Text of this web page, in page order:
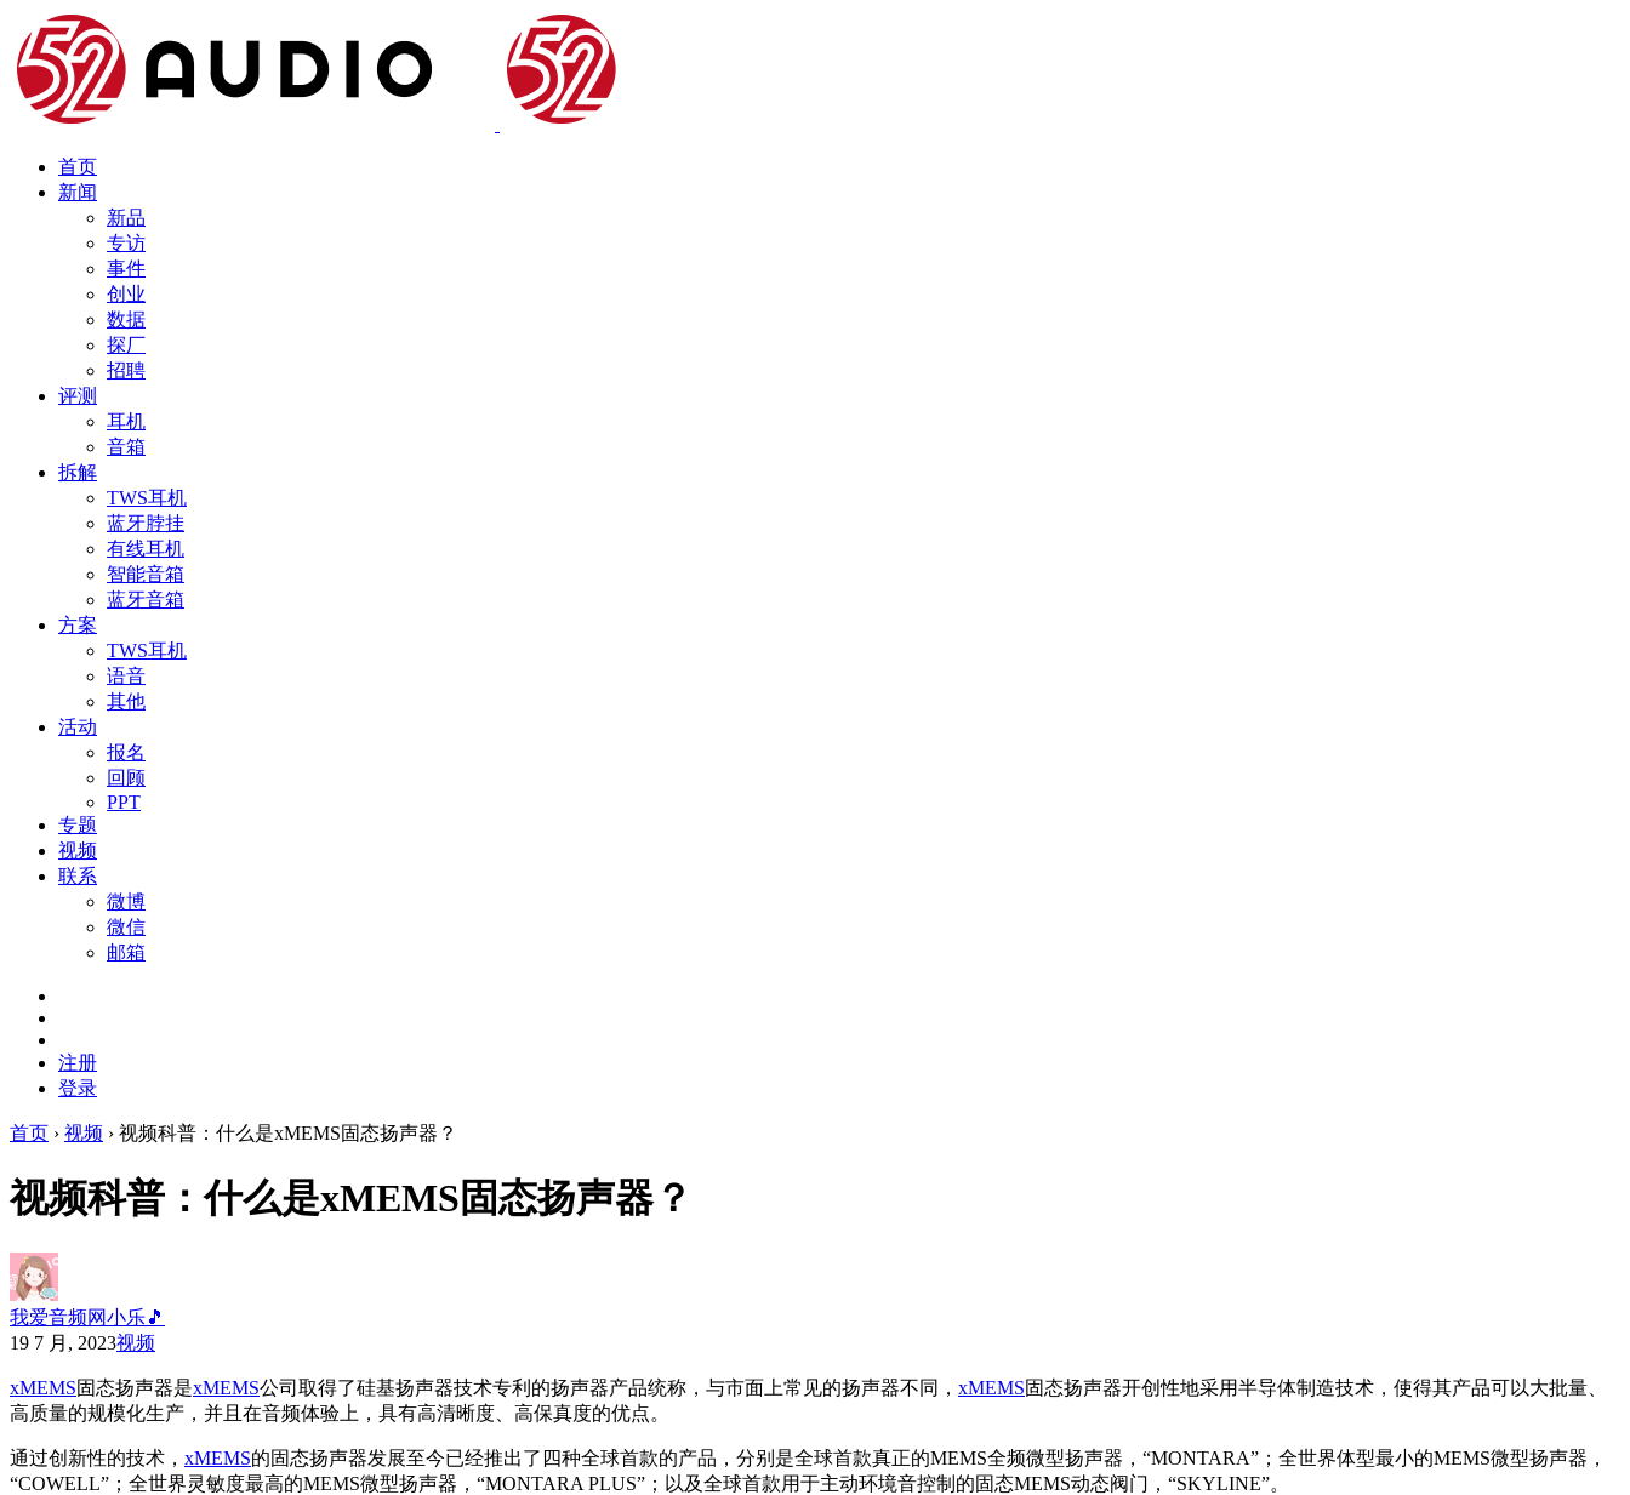
首页
新闻
新品
专访
事件
创业
数据
探厂
招聘
评测
耳机
音箱
拆解
TWS耳机
蓝牙脖挂
有线耳机
智能音箱
蓝牙音箱
方案
TWS耳机
语音
其他
活动
报名
回顾
PPT
专题
视频
联系
微博
微信
邮箱
注册
登录
首页 › 视频 › 视频科普：什么是xMEMS固态扬声器？
视频科普：什么是xMEMS固态扬声器？
我爱音频网小乐🎵
19 7 月, 2023视频
xMEMS固态扬声器是xMEMS公司取得了硅基扬声器技术专利的扬声器产品统称，与市面上常见的扬声器不同， xMEMS固态扬声器开创性地采用半导体制造技术，使得其产品可以大批量、
高质量的规模化生产，并且在音频体验上，具有高清晰度、高保真度的优点。
通过创新性的技术， xMEMS的固态扬声器发展至今已经推出了四种全球首款的产品，分别是全球首款真正的MEMS全频微型扬声器，“MONTARA”；全世界体型最小的MEMS微型扬声器，
“COWELL”；全世界灵敏度最高的MEMS微型扬声器，“MONTARA PLUS”；以及全球首款用于主动环境音控制的固态MEMS动态阀门，“SKYLINE”。